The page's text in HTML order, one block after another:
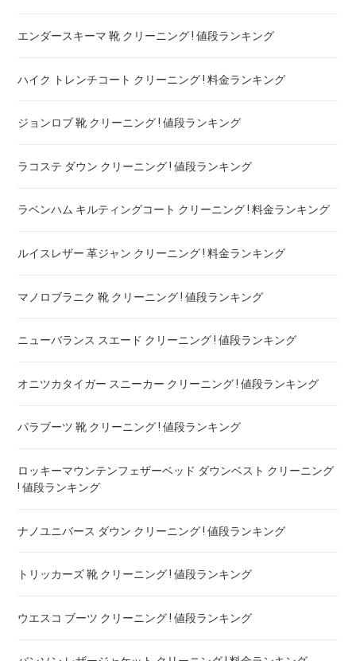
エンダースキーマ 靴 クリーニング ! 値段ランキング
ハイク トレンチコート クリーニング ! 料金ランキング
ジョンロブ 靴 クリーニング ! 値段ランキング
ラコステ ダウン クリーニング ! 値段ランキング
ラベンハム キルティングコート クリーニング ! 料金ランキング
ルイスレザー 革ジャン クリーニング ! 料金ランキング
マノロブラニク 靴 クリーニング ! 値段ランキング
ニューバランス スエード クリーニング ! 値段ランキング
オニツカタイガー スニーカー クリーニング ! 値段ランキング
パラブーツ 靴 クリーニング ! 値段ランキング
ロッキーマウンテンフェザーベッド ダウンベスト クリーニング
! 値段ランキング
ナノユニバース ダウン クリーニング ! 値段ランキング
トリッカーズ 靴 クリーニング ! 値段ランキング
ウエスコ ブーツ クリーニング ! 値段ランキング